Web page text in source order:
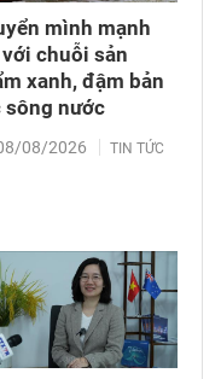
mình mạnh
với chuỗi sản
xanh, đậm bản
sông nước
08/2026 TIN TỨC